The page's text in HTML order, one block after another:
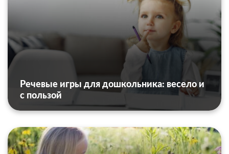
Речевые игры для дошкольника: весело и
с пользой